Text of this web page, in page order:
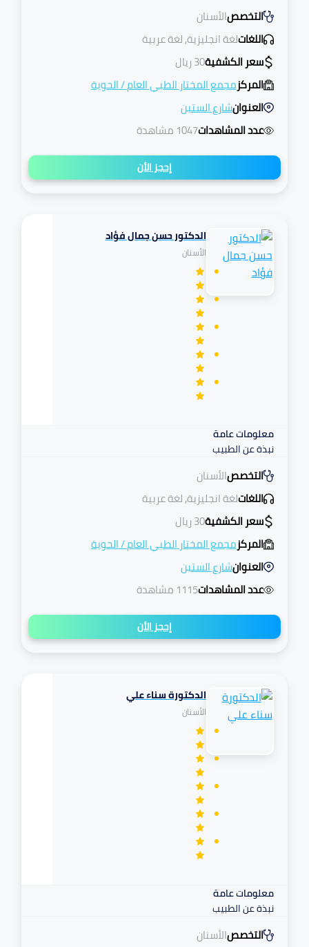
التخصصالأسنان
اللغاتلغة انجليزية, لغة عربية
سعر الكشفية30ريال
المركزمجمع المختار الطبي العام/الحوية
العنوانشارع الستين
عدد المشاهدات1047 مشاهدة
إحجز الأن
الدكتور حسن جمال فؤاد
الأسنان
معلومات عامة
نبذة عن الطبيب
التخصصالأسنان
اللغاتلغة انجليزية, لغة عربية
سعر الكشفية30ريال
المركزمجمع المختار الطبي العام/الحوية
العنوانشارع الستين
عدد المشاهدات1115 مشاهدة
إحجز الأن
الدكتورة سناء علي
الأسنان
معلومات عامة
نبذة عن الطبيب
التخصصالأسنان